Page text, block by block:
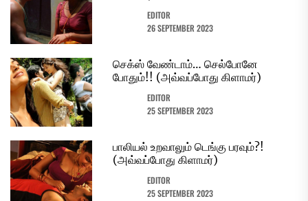
EDITOR
26 SEPTEMBER 2023
செக்ஸ் வேண்டாம்… செல்போனே
போதும்!! (அவ்வப்போது கிளாமர்)
EDITOR
25 SEPTEMBER 2023
பாலியல் உறவாலும் டெங்கு பரவும்?!
(அவ்வப்போது கிளாமர்)
EDITOR
25 SEPTEMBER 2023